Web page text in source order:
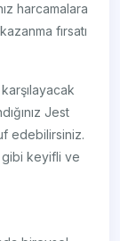
harcamalara
fırsatı
Jest
edebilirsiniz.
keyifli ve